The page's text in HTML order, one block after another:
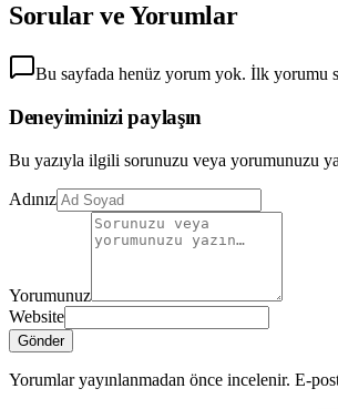
Sorular ve Yorumlar
Bu sayfada henüz yorum yok. İlk yorumu
Deneyiminizi paylaşın
Bu yazıyla ilgili sorunuzu veya yorumunuzu
Adınız
Yorumunuz
Website
Gönder
Yorumlar yayınlanmadan önce incelenir. E-